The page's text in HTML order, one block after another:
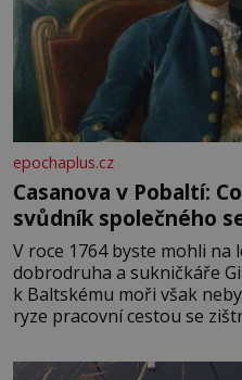
epochaplus.cz
Casanova v Pobaltí:
svůdník společného
V roce 1764 byste mohli
dobrodruha a sukničkáře
k Baltskému moři však
ryze pracovní cestou se
lotyšské Rigy? Casanova v